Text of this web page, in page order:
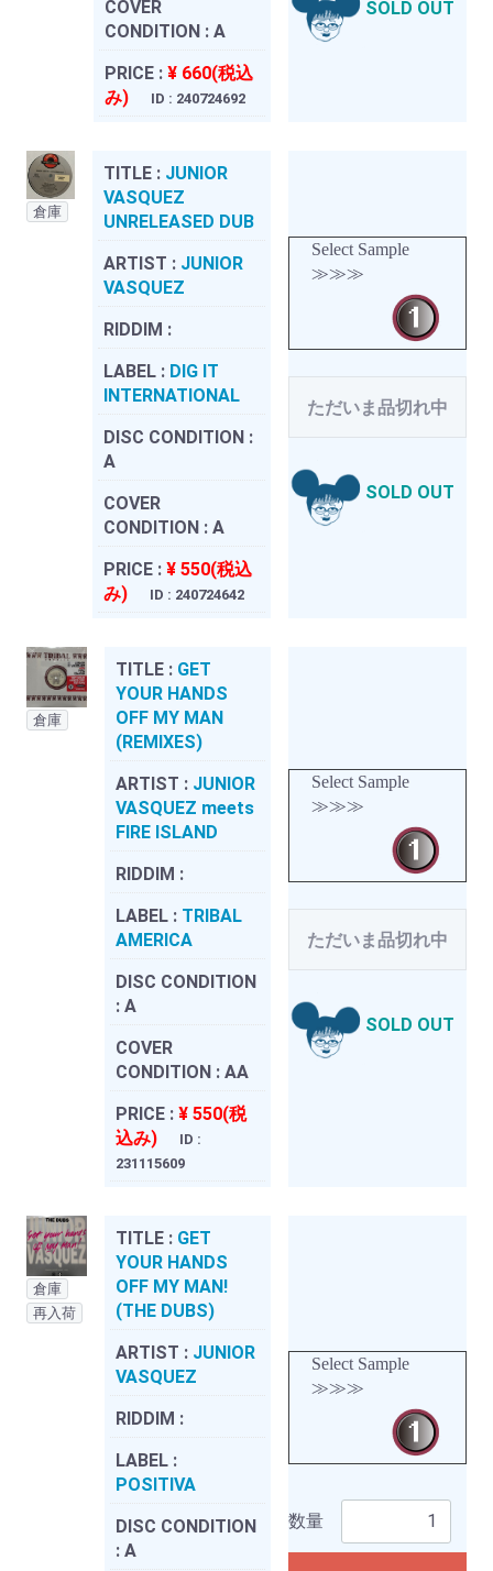
COVER
CONDITION : A
PRICE : ¥ 660(税込
み)
ID : 240724692
SOLD OUT
倉庫
TITLE : JUNIOR
VASQUEZ
UNRELEASED DUB
ARTIST : JUNIOR
VASQUEZ
RIDDIM :
LABEL : DIG IT
INTERNATIONAL
DISC CONDITION :
A
COVER
CONDITION : A
PRICE : ¥ 550(税込
み)
ID : 240724642
Select Sample
≫≫≫
ただいま品切れ中
SOLD OUT
倉庫
TITLE : GET
YOUR HANDS
OFF MY MAN
(REMIXES)
ARTIST : JUNIOR
VASQUEZ meets
FIRE ISLAND
RIDDIM :
LABEL : TRIBAL
AMERICA
DISC CONDITION
: A
COVER
CONDITION : AA
PRICE : ¥ 550(税
込み)
ID :
231115609
Select Sample
≫≫≫
ただいま品切れ中
SOLD OUT
倉庫
再入荷
TITLE : GET
YOUR HANDS
OFF MY MAN!
(THE DUBS)
ARTIST : JUNIOR
VASQUEZ
RIDDIM :
LABEL :
POSITIVA
DISC CONDITION
: A
Select Sample
≫≫≫
数量